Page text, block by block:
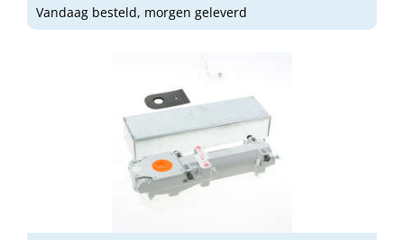
Vandaag besteld, morgen geleverd